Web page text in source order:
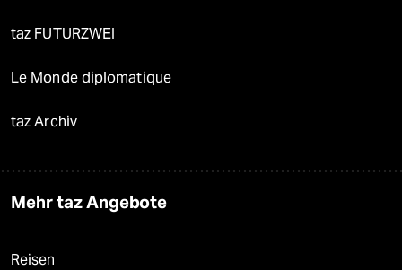
taz FUTURZWEI
Le Monde diplomatique
taz Archiv
Mehr taz Angebote
Reisen